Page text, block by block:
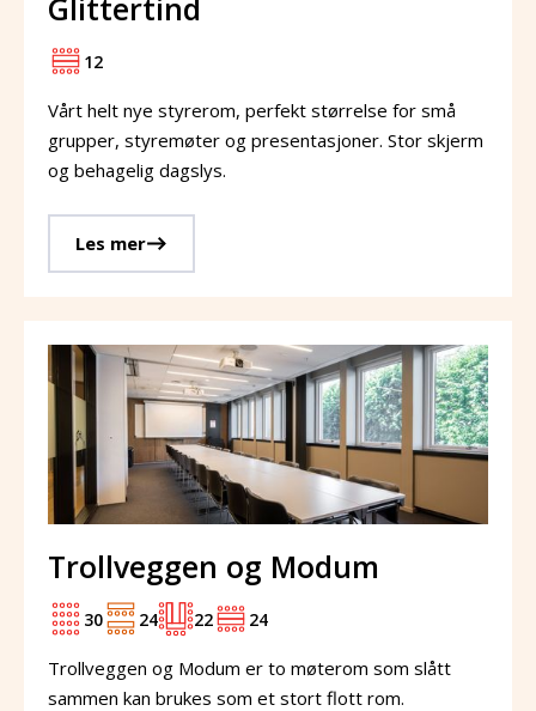
Glittertind
12
Vårt helt nye styrerom, perfekt størrelse for små
grupper, styremøter og presentasjoner. Stor skjerm
og behagelig dagslys.
Les mer
Trollveggen og Modum
30 24 22 24
Trollveggen og Modum er to møterom som slått
sammen kan brukes som et stort flott rom.